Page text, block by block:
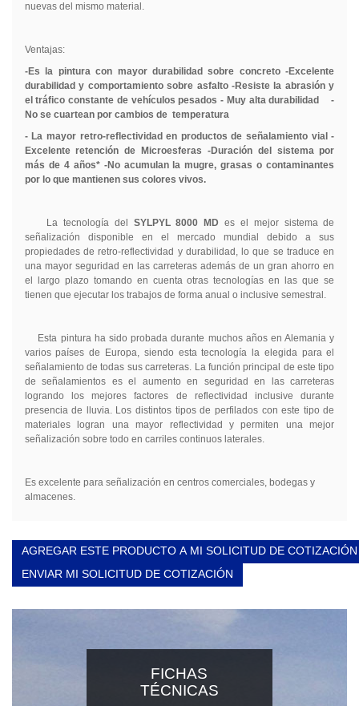
nuevas del mismo material.
Ventajas:
-Es la pintura con mayor durabilidad sobre concreto -Excelente
durabilidad y comportamiento sobre asfalto -Resiste la abrasión y
el tráfico constante de vehículos pesados - Muy alta durabilidad
-
No se cuartean por cambios de temperatura
- La mayor retro-reflectividad en productos de señalamiento vial -
Excelente retención de Microesferas -Duración del sistema por
más de 4 años* -No acumulan la mugre, grasas o contaminantes
por lo que mantienen sus colores vivos.
La tecnología del SYLPYL 8000 MDes el mejor sistema de
señalización disponible en el mercado mundial debido a sus
propiedades de retro-reflectividad y durabilidad, lo que se traduce en
una mayor seguridad en las carreteras además de un gran ahorro en
el largo plazo tomando en cuenta otras tecnologías en las que se
tienen que ejecutar los trabajos de forma anual o inclusive semestral.
Esta pintura ha sido probada durante muchos años en Alemania y
varios países de Europa, siendo esta tecnología la elegida para el
señalamiento de todas sus carreteras. La función principal de este tipo
de señalamientos es el aumento en seguridad en las carreteras
logrando los mejores factores de reflectividad inclusive durante
presencia de lluvia. Los distintos tipos de perfilados con este tipo de
materiales logran una mayor reflectividad y permiten una mejor
señalización sobre todo en carriles continuos laterales.
Es excelente para señalización en centros comerciales, bodegas y
almacenes.
AGREGAR ESTE PRODUCTO A MI SOLICITUD DE COTIZACIÓN
ENVIAR MI SOLICITUD DE COTIZACIÓN
FICHAS
TÉCNICAS